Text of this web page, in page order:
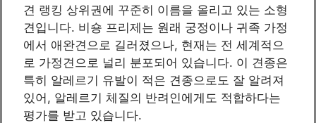
견 랭킹 상위권에 꾸준히 이름을 올리고 있는 소형
견입니다. 비숑 프리제는 원래 궁정이나 귀족 가정
에서 애완견으로 길러졌으나, 현재는 전 세계적으
로 가정견으로 널리 분포되어 있습니다. 이 견종은
특히 알레르기 유발이 적은 견종으로도 잘 알려져
있어, 알레르기 체질의 반려인에게도 적합하다는
평가를 받고 있습니다.